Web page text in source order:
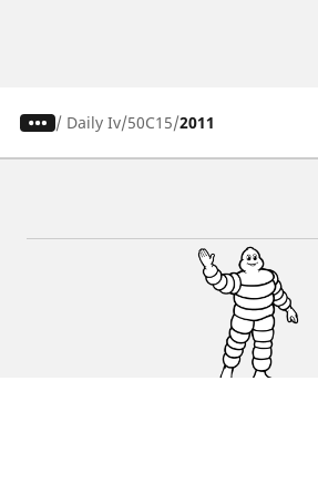
/ Daily Iv 50C15 2011